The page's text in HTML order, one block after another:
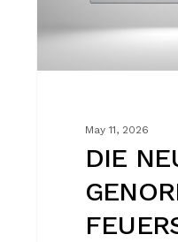
12259-
May 11, 2026
DIE